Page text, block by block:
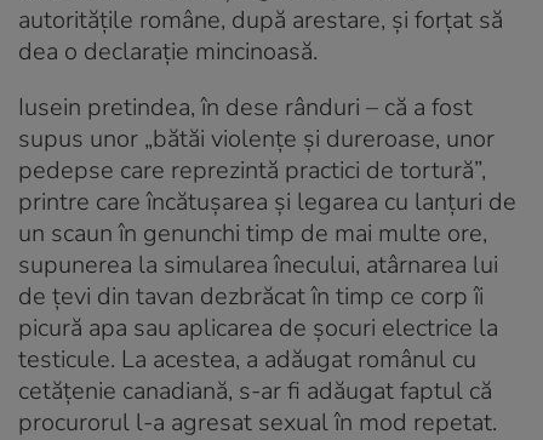
autoritățile române, după arestare, și forțat să
dea o declarație mincinoasă.
Iusein pretindea, în dese rânduri – că a fost
supus unor „bătăi violențe și dureroase, unor
pedepse care reprezintă practici de tortură”,
printre care încătușarea și legarea cu lanțuri de
un scaun în genunchi timp de mai multe ore,
supunerea la simularea înecului, atârnarea lui
de țevi din tavan dezbrăcat în timp ce corp îi
picură apa sau aplicarea de șocuri electrice la
testicule. La acestea, a adăugat românul cu
cetățenie canadiană, s-ar fi adăugat faptul că
procurorul l-a agresat sexual în mod repetat.